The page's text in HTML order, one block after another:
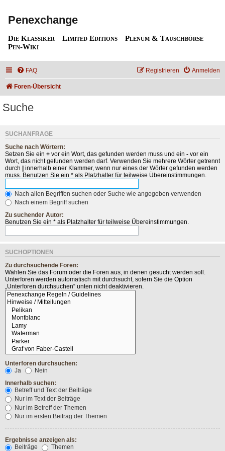
Penexchange
Die Klassiker Limited Editions
Plenum & Tauschbörse
Pen-Wiki
FAQ Anmelden
Registrieren
Foren-Übersicht
Suche
SUCHANFRAGE
Suche nach Wörtern:
Setzen Sie ein + vor ein Wort, das gefunden werden muss und ein - vor ein
Wort, das nicht gefunden werden darf. Verwenden Sie mehrere Wörter getrennt
durch | innerhalb einer Klammer, wenn nur eines der Wörter gefunden werden
muss. Benutzen Sie ein * als Platzhalter für teilweise Übereinstimmungen.
Nach allen Begriffen suchen oder Suche wie angegeben verwenden
Nach einem Begriff suchen
Zu suchender Autor:
Benutzen Sie ein * als Platzhalter für teilweise Übereinstimmungen.
SUCHOPTIONEN
Zu durchsuchende Foren:
Wählen Sie das Forum oder die Foren aus, in denen gesucht werden soll.
Unterforen werden automatisch mit durchsucht, sofern Sie die Option
„Unterforen durchsuchen“ unten nicht deaktivieren.
Unterforen durchsuchen:
Ja
Nein
Innerhalb suchen:
Betreff und Text der Beiträge
Nur im Text der Beiträge
Nur im Betreff der Themen
Nur im ersten Beitrag der Themen
Ergebnisse anzeigen als:
Beiträge
Themen